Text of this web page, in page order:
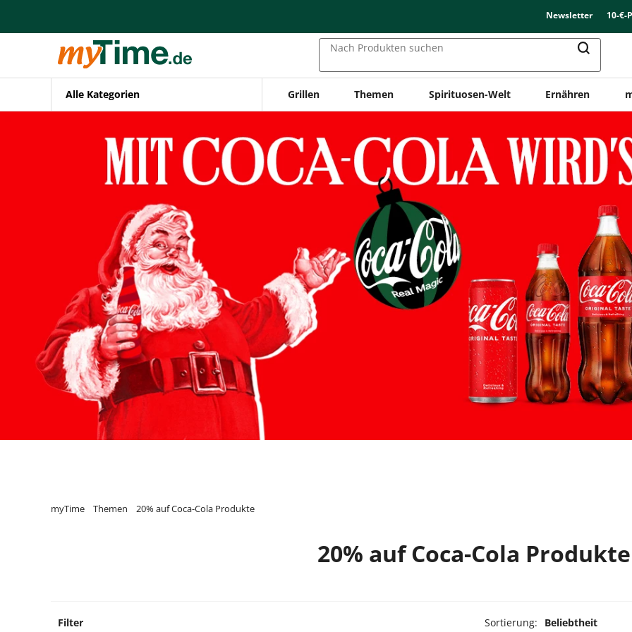
Newsletter 10-€-
Nach Produkten suchen
Alle Kategorien Grillen Themen Spirituosen-Welt Ernähren
myTime Themen 20% auf Coca-Cola Produkte
20% auf Coca-Cola Produkte
Filter Sortierung: Beliebtheit